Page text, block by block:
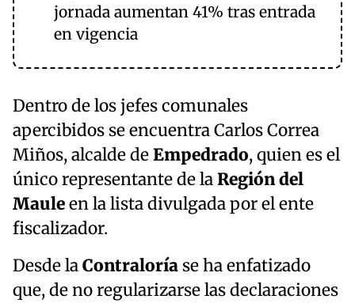
jornada aumentan 41% tras entrada
en vigencia
Dentro de los jefes comunales
apercibidos se encuentra Carlos Correa
Miños, alcalde deEmpedrado, quien es el
único representante de laRegión del
Mauleen la lista divulgada por el ente
fiscalizador.
Desde laContraloría se ha enfatizado
que, de no regularizarse las declaraciones